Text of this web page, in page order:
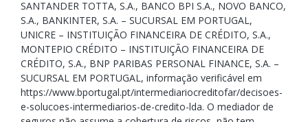
SANTANDER TOTTA, S.A., BANCO BPI S.A., NOVO BANCO,
S.A., BANKINTER, S.A. – SUCURSAL EM PORTUGAL,
UNICRE – INSTITUIÇÃO FINANCEIRA DE CRÉDITO, S.A.,
MONTEPIO CRÉDITO – INSTITUIÇÃO FINANCEIRA DE
CRÉDITO, S.A., BNP PARIBAS PERSONAL FINANCE, S.A. –
SUCURSAL EM PORTUGAL, informação verificável em
https://www.bportugal.pt/intermediariocreditofar/decisoes-
e-solucoes-intermediarios-de-credito-lda. O mediador de